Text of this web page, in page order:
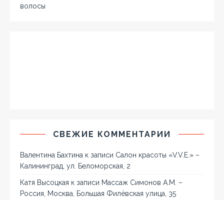
волосы
СВЕЖИЕ КОММЕНТАРИИ
Валентина Бахтина к записи Салон красоты «V.V.E.» –
Калининград, ул. Беломорская, 2
Катя Высоцкая к записи Массаж Симонов А.М. –
Россия, Москва, Большая Филёвская улица, 35